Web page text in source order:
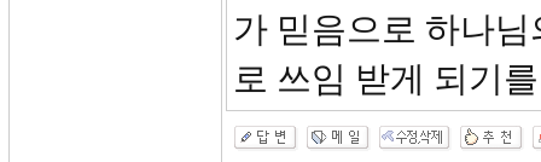
가 믿음으로 하나
로 쓰임 받게 되기